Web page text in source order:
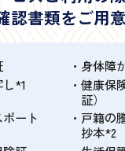
認書類をご用
身体障
*1
健康保
証）
ート
戸籍の
抄本*2